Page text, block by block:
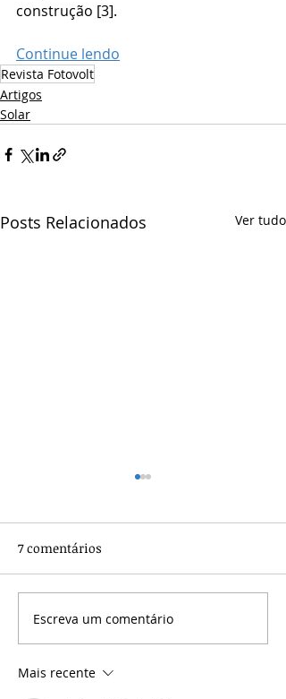
construção [3].
Continue lendo
Revista Fotovolt
Artigos
Solar
Posts Relacionados Ver tudo
Gargalos para a
expansão dos
datacenters no Brasil
7 comentários
Escreva um comentário
Mais recente